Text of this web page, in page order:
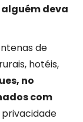
deva
de
hotéis,
no
com
privacidade